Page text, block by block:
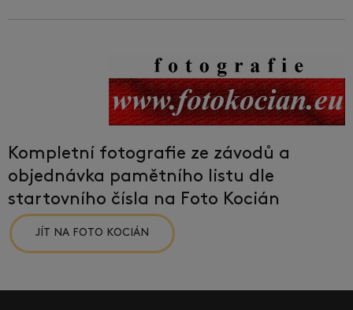
Kompletní fotografie ze závodů a
objednávka pamětního listu dle
startovního čísla na Foto Kocián
JÍT NA FOTO KOCIÁN